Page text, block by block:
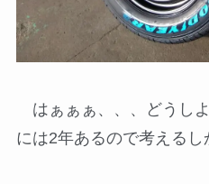
はぁぁぁ、、、どうし
には2年あるので考えるし